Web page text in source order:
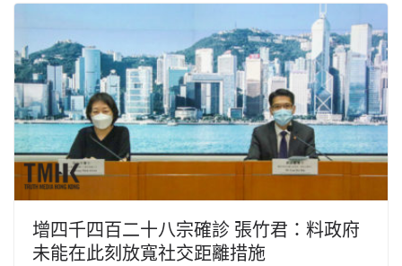
增四千四百二十八宗確診 張竹君：料政府
未能在此刻放寬社交距離措施